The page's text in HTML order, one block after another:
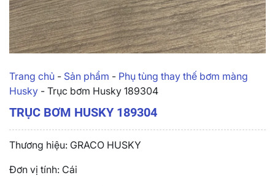
Trang chủ - Sản phẩm - Phụ tùng thay thế bơm màng
Husky - Trục bơm Husky 189304
TRỤC BƠM HUSKY 189304
Thương hiệu: GRACO HUSKY
Đơn vị tính: Cái